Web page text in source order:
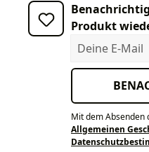
Produkt
Deine E-Mail
Mit dem Absenden
Allgemeinen